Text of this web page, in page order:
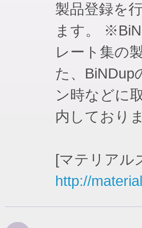
製品登録を
ます。
レート集の
た、BiNDup
ン時などに
内しており
[マテリアル
http://